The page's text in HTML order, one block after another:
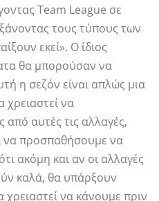
Team League σε
τους τύπους των
εκεί». Ο ίδιος
θα μπορούσαν να
η σεζόν είναι απλώς μια
χρειαστεί να
αυτές τις αλλαγές,
να προσπαθήσουμε να
ακόμη και αν οι αλλαγές
καλά, θα υπάρξουν
να κάνουμε πριν